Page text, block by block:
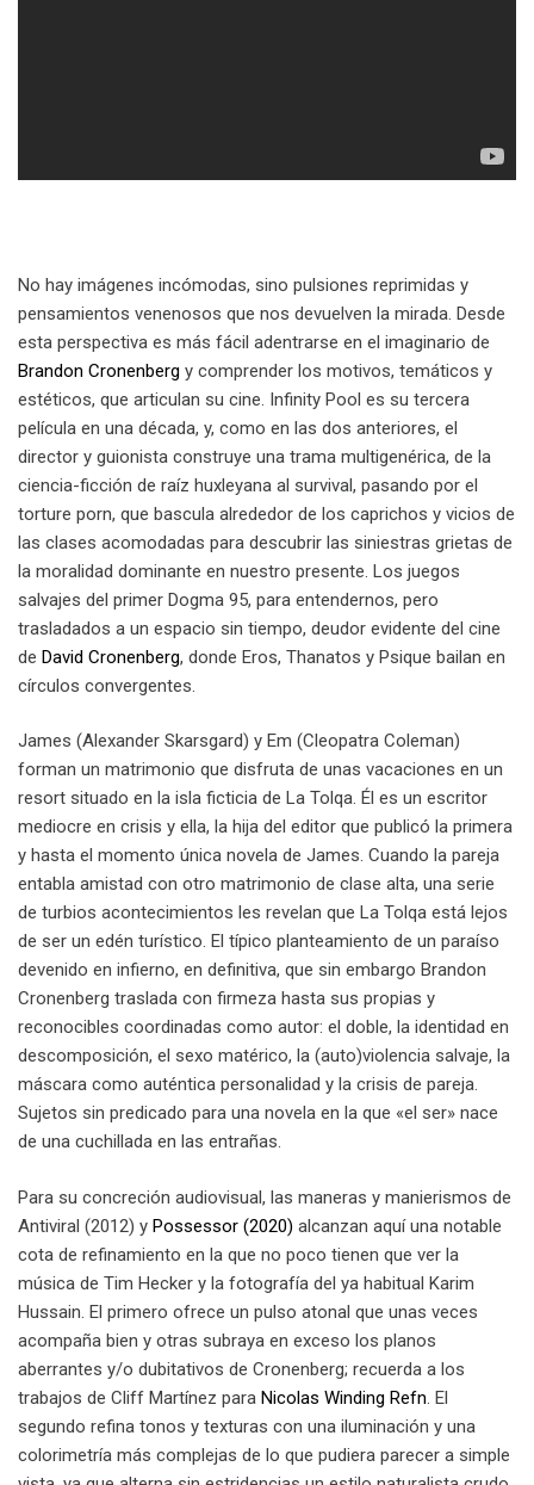
No hay imágenes incómodas, sino pulsiones reprimidas y
pensamientos venenosos que nos devuelven la mirada. Desde
esta perspectiva es más fácil adentrarse en el imaginario de
Brandon Cronenberg y comprender los motivos, temáticos y
estéticos, que articulan su cine. Infinity Pool es su tercera
película en una década, y, como en las dos anteriores, el
director y guionista construye una trama multigenérica, de la
ciencia-ficción de raíz huxleyana al survival, pasando por el
torture porn, que bascula alrededor de los caprichos y vicios de
las clases acomodadas para descubrir las siniestras grietas de
la moralidad dominante en nuestro presente. Los juegos
salvajes del primer Dogma 95, para entendernos, pero
trasladados a un espacio sin tiempo, deudor evidente del cine
de David Cronenberg, donde Eros, Thanatos y Psique bailan en
círculos convergentes.
James (Alexander Skarsgard) y Em (Cleopatra Coleman)
forman un matrimonio que disfruta de unas vacaciones en un
resort situado en la isla ficticia de La Tolqa. Él es un escritor
mediocre en crisis y ella, la hija del editor que publicó la primera
y hasta el momento única novela de James. Cuando la pareja
entabla amistad con otro matrimonio de clase alta, una serie
de turbios acontecimientos les revelan que La Tolqa está lejos
de ser un edén turístico. El típico planteamiento de un paraíso
devenido en infierno, en definitiva, que sin embargo Brandon
Cronenberg traslada con firmeza hasta sus propias y
reconocibles coordinadas como autor: el doble, la identidad en
descomposición, el sexo matérico, la (auto)violencia salvaje, la
máscara como auténtica personalidad y la crisis de pareja.
Sujetos sin predicado para una novela en la que «el ser» nace
de una cuchillada en las entrañas.
Para su concreción audiovisual, las maneras y manierismos de
Antiviral (2012) y Possessor (2020) alcanzan aquí una notable
cota de refinamiento en la que no poco tienen que ver la
música de Tim Hecker y la fotografía del ya habitual Karim
Hussain. El primero ofrece un pulso atonal que unas veces
acompaña bien y otras subraya en exceso los planos
aberrantes y/o dubitativos de Cronenberg; recuerda a los
trabajos de Cliff Martínez para Nicolas Winding Refn . El
segundo refina tonos y texturas con una iluminación y una
colorimetría más complejas de lo que pudiera parecer a simple